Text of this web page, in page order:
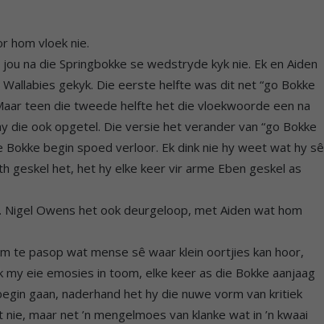
hom vloek nie.
na die Springbokke se wedstryde kyk nie. Ek en Aiden
gekyk. Die eerste helfte was dit net “go Bokke
teen die tweede helfte het die vloekwoorde een na
die ook opgetel. Die versie het verander van “go Bokke
begin spoed verloor. Ek dink nie hy weet wat hy sê
geskel het, het hy elke keer vir arme Eben geskel as
Owens het ook deurgeloop, met Aiden wat hom
te pasop wat mense sê waar klein oortjies kan hoor,
eie emosies in toom, elke keer as die Bokke aanjaag
gaan, naderhand het hy die nuwe vorm van kritiek
maar net ’n mengelmoes van klanke wat in ’n kwaai